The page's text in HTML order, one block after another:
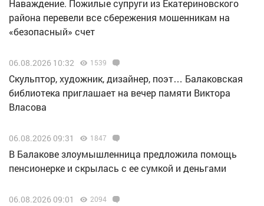
Наваждение. Пожилые супруги из Екатериновского
района перевели все сбережения мошенникам на
«безопасный» счет
06.08.2026 10:32 1539
Скульптор, художник, дизайнер, поэт… Балаковская
библиотека приглашает на вечер памяти Виктора
Власова
06.08.2026 09:31 1847
В Балакове злоумышленница предложила помощь
пенсионерке и скрылась с ее сумкой и деньгами
06.08.2026 09:01 2094